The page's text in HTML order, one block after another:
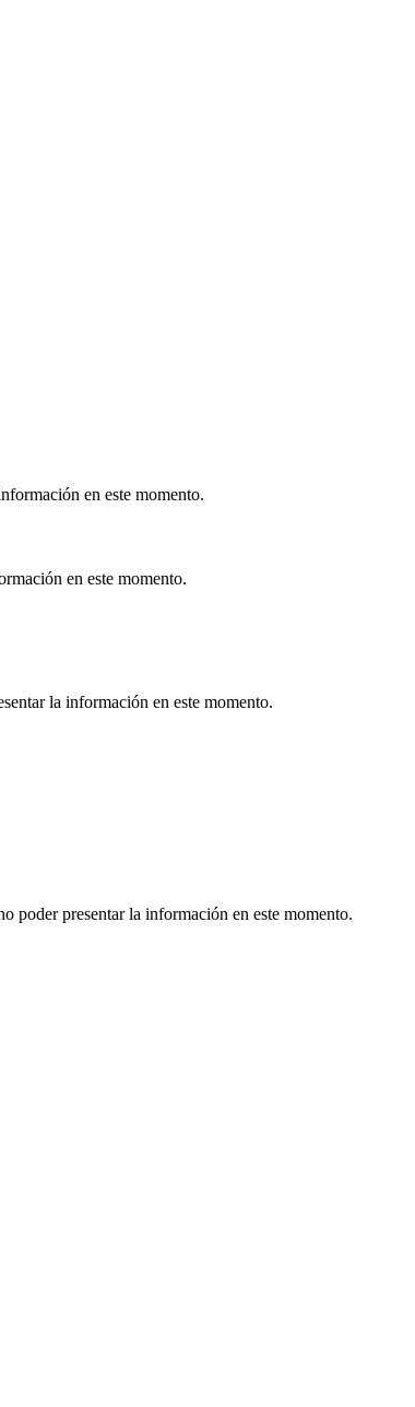
en este momento.
en este momento.
la información en este momento.
poder presentar la información en este momento.